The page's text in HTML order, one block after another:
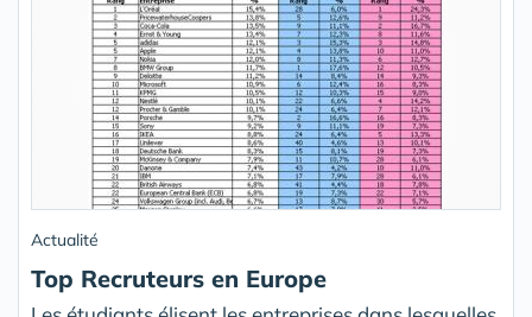
Actualité
Top Recruteurs en Europe